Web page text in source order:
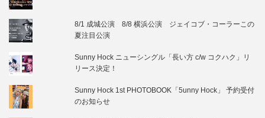
8/1 成城公演 8/8 横浜公演 ジェイコブ・コーラーこの
夏注目公演
Sunny Hock ニューシングル「長い方 c/w コクハク」リ
リース決定！
Sunny Hock 1st PHOTOBOOK「5unny Hock」 予約受付
のお知らせ